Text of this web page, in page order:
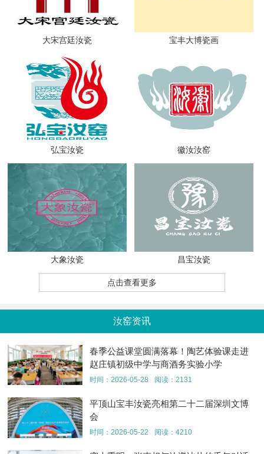
大宋宫廷汝瓷 宝丰大博瓷画
弘宝汝瓷 徽汝汝窑
大象汝瓷 昌宝汝瓷
点击查看更多
汝窑资讯
春季公益课堂圆满落幕！陶艺体验课走进
赵庄镇初级中学与商酒务实验小学
时间：2026-05-28 阅读：2131
平顶山宝丰汝瓷亮相第二十二届深圳文博
会
时间：2026-05-22 阅读：4210